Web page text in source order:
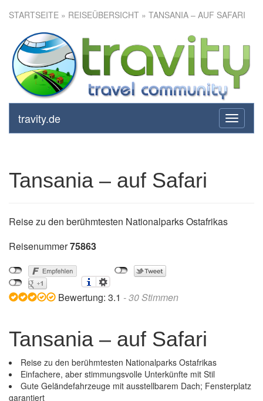
STARTSEITE » REISEÜBERSICHT » TANSANIA – AUF SAFARI
toggle
travity.de
Tansania – auf Safari
Tansania – auf Safari
Reise zu den berühmtesten Nationalparks Ostafrikas
Reisenummer75863
Bewertung: 3.1 -30Stimmen
Tansania – auf Safari
Reise zu den berühmtesten Nationalparks Ostafrikas
Einfachere, aber stimmungsvolle Unterkünfte mit Stil
Gute Geländefahrzeuge mit ausstellbarem Dach; Fensterplatz
garantiert